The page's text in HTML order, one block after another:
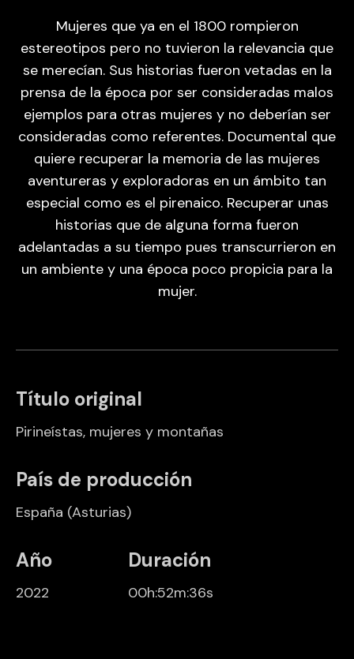
Mujeres que ya en el 1800 rompieron
estereotipos pero no tuvieron la relevancia que
se merecían. Sus historias fueron vetadas en la
prensa de la época por ser consideradas malos
ejemplos para otras mujeres y no deberían ser
consideradas como referentes. Documental que
quiere recuperar la memoria de las mujeres
aventureras y exploradoras en un ámbito tan
especial como es el pirenaico. Recuperar unas
historias que de alguna forma fueron
adelantadas a su tiempo pues transcurrieron en
un ambiente y una época poco propicia para la
mujer.
Título original
Pirineístas, mujeres y montañas
País de producción
España (Asturias)
Año
2022
Duración
00h:52m:36s